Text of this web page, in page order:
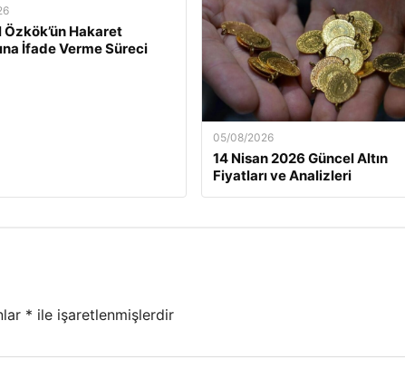
Hakaret
İfade Verme Süreci
05/08/2026
14 Nisan 2026 Güncel Altın
Fiyatları ve Analizleri
* ile işaretlenmişlerdir